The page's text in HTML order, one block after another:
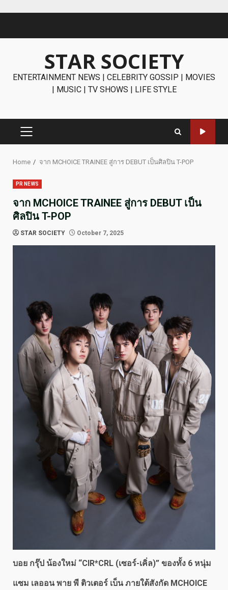
STAR SOCIETY
ENTERTAINMENT NEWS | CELEBRITY GOSSIP | MOVIES
| MUSIC | TV SHOWS | LIFE STYLE
PRIMARY
Home จาก MCHOICE TRAINEE สู่การ DEBUT เป็นศิลปิน T-POP
PR NEWS
จาก MCHOICE TRAINEE สู่การ DEBUT เป็น
ศิลปิน T-POP
STAR SOCIETY October 7, 2025
บอย กรุ๊ป น้องใหม่ “CIR*CRL (เซอร์-เคิ่ล)” ของทั้ง 6 หนุ่ม
แซม เลออน พาย พี ติวเตอร์ เบ็น ภายใต้สังกัด MCHOICE